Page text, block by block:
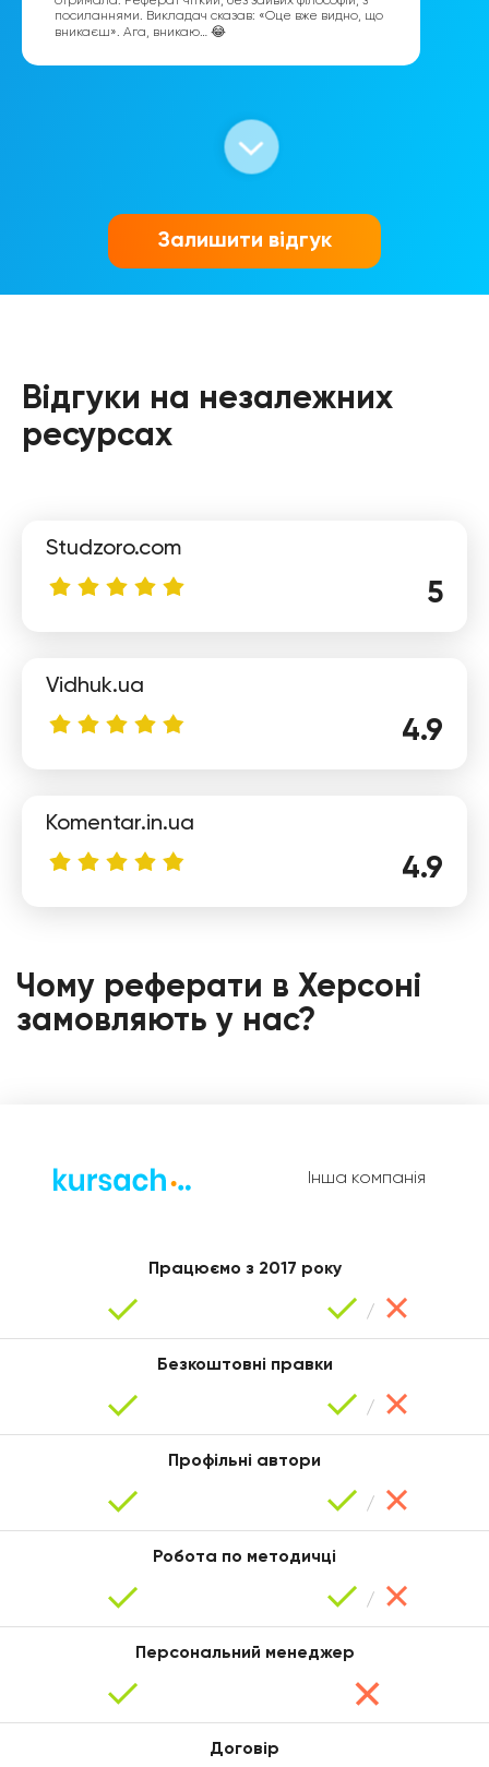
посиланнями. Викладач сказав: «Оце вже видно, що
вникаєш». Ага, вникаю… 😂
Лілія
Таня
Залишити відгук
Відгуки на незалежних
ресурсах
Studzoro.com
5
Vidhuk.ua
4.9
Komentar.in.ua
4.9
Чому реферати в Херсоні
замовляють у нас?
Інша компанія
Працюємо з 2017 року
Безкоштовні правки
Профільні автори
Робота по методичці
Персональний менеджер
Договір